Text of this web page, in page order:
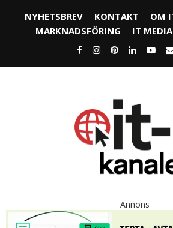
NYHETSBREV KONTAKT
OM
MARKNADSFÖRING
IT
Annons